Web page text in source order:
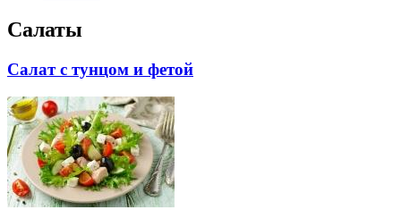
Салаты
Салат с тунцом и фетой